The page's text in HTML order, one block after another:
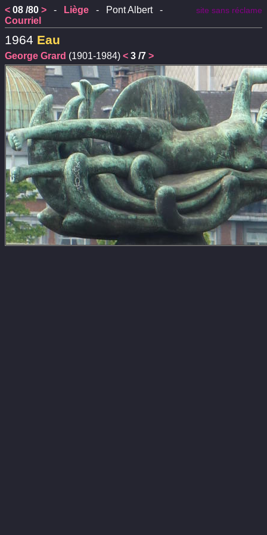
site sans réclame
< 08 /80 > - Liège - Pont Albert -
Courriel
1964 Eau
George Grard (1901-1984) < 3 /7 >